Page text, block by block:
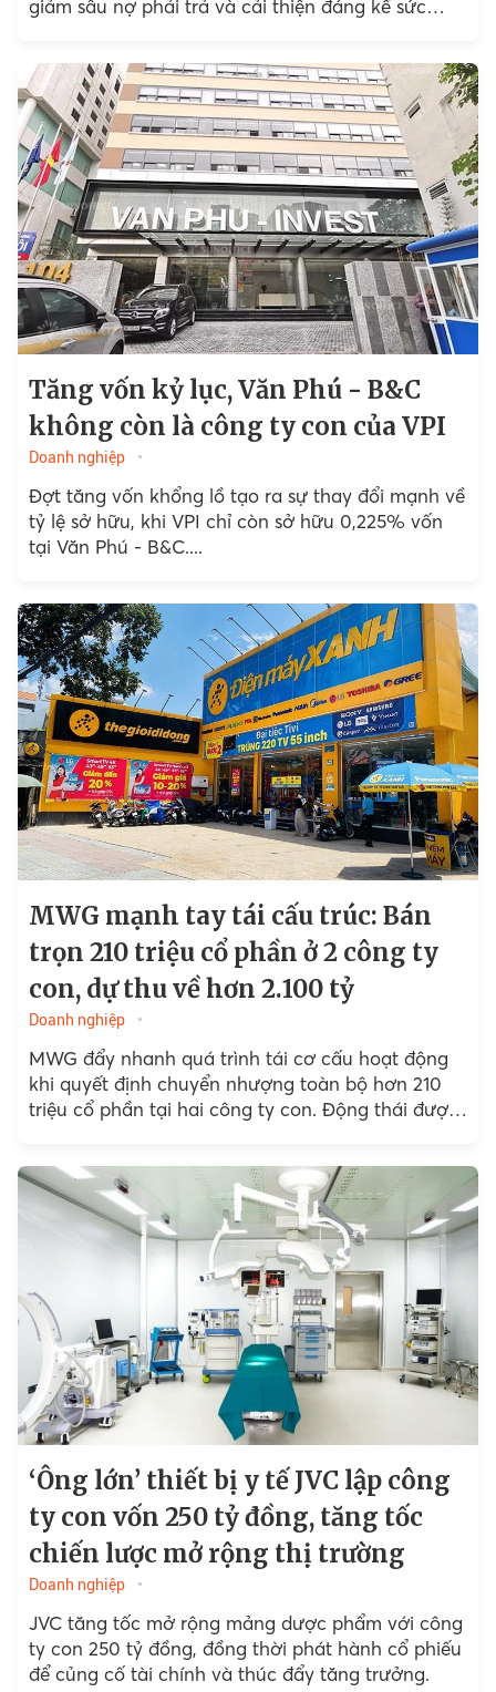
giảm sâu nợ phải trả và cải thiện đáng kể sức
Tăng vốn kỷ lục, Văn Phú - B&C
không còn là công ty con của VPI
Doanh nghiệp
Đợt tăng vốn khổng lồ tạo ra sự thay đổi mạnh về
tỷ lệ sở hữu, khi VPI chỉ còn sở hữu 0,225% vốn
tại Văn Phú - B&C....
MWG mạnh tay tái cấu trúc: Bán
trọn 210 triệu cổ phần ở 2 công ty
con, dự thu về hơn 2.100 tỷ
Doanh nghiệp
MWG đẩy nhanh quá trình tái cơ cấu hoạt động
khi quyết định chuyển nhượng toàn bộ hơn 210
triệu cổ phần tại hai công ty con. Động thái được
‘Ông lớn’ thiết bị y tế JVC lập công
ty con vốn 250 tỷ đồng, tăng tốc
chiến lược mở rộng thị trường
Doanh nghiệp
JVC tăng tốc mở rộng mảng dược phẩm với công
ty con 250 tỷ đồng, đồng thời phát hành cổ phiếu
để củng cố tài chính và thúc đẩy tăng trưởng.